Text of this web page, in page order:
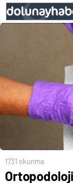
1731 okunma